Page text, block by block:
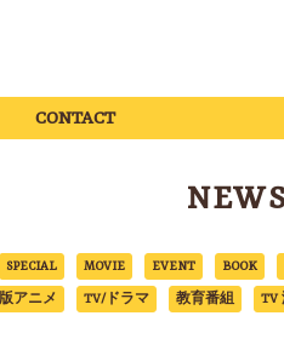
CONTACT
SPECIAL MOVIE EVENT BOOK
アニメ TV/ドラマ 教育番組 TV